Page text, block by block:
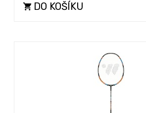
DO KOŠÍKU